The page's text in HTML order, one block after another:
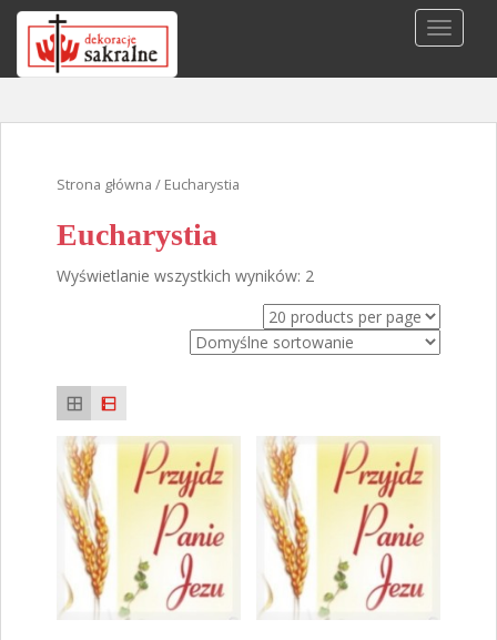
Strona główna / Eucharystia
Eucharystia
Wyświetlanie wszystkich wyników: 2